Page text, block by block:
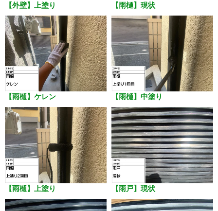
【外壁】上塗り 【雨樋】現状
【雨樋】ケレン 【雨樋】中塗り
【雨樋】上塗り 【雨戸】現状